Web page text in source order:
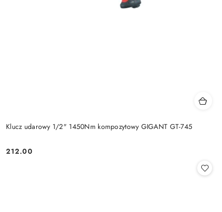
Klucz udarowy 1/2" 1450Nm kompozytowy GIGANT GT-745
Cena:
212.00